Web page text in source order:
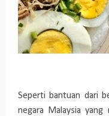
Seperti bantuan dari
negara Malaysia